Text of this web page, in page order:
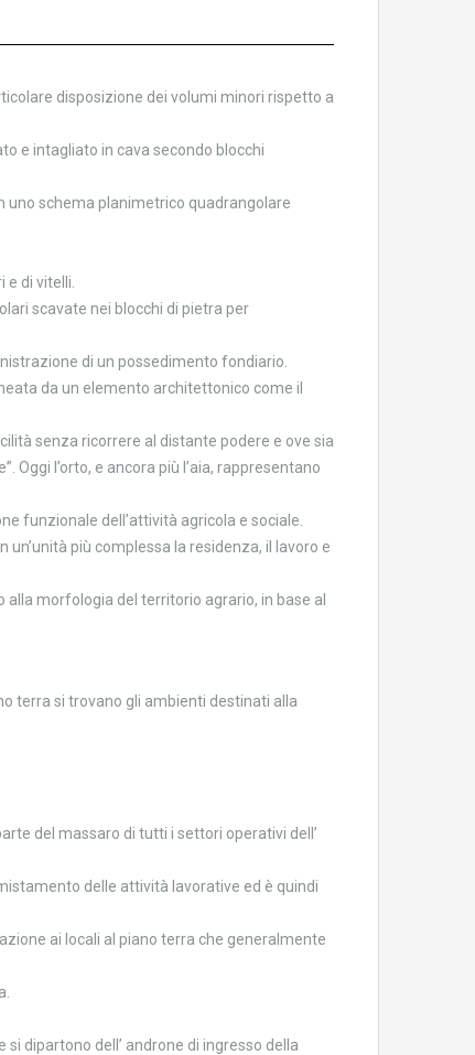
disposizione dei volumi minori rispetto a
e intagliato in cava secondo blocchi
uno schema planimetrico quadrangolare
di vitelli.
scavate nei blocchi di pietra per
di un possedimento fondiario.
da un elemento architettonico come il
senza ricorrere al distante podere e ove sia
l’orto, e ancora più l’aia, rappresentano
funzionale dell’attività agricola e sociale.
più complessa la residenza, il lavoro e
morfologia del territorio agrario, in base al
terra si trovano gli ambienti destinati alla
del massaro di tutti i settori operativi dell’
delle attività lavorative ed è quindi
ai locali al piano terra che generalmente
dipartono dell’ androne di ingresso della